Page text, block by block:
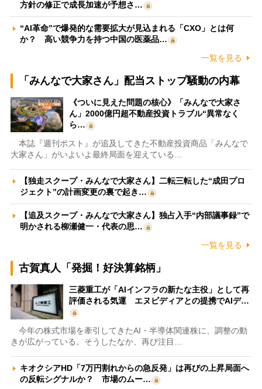
方針の修正で成長加速が予想さ…
“AI革命”で爆発的な需要拡大が見込まれる「CXO」とは何
か？ 高い競争力を持つ中国の医薬品…
一覧を見る
「みんなで大家さん」配当ストップ騒動の内幕
《ついに見えた問題の核心》「みんなで大家さ
ん」2000億円超不動産投資トラブル“異常なく
ら…
本誌『週刊ポスト』が追及してきた不動産投資商品「みんなで
大家さん」がいよいよ最終局面を迎えている…
【独走スクープ・みんなで大家さん】二転三転した“成田プロ
ジェクト”の計画変更の裏で起き…
【追及スクープ・みんなで大家さん】独占入手“内部議事録”で
明かされる柳瀬健一・代表の思…
一覧を見る
古賀真人「発掘！好決算銘柄」
三菱重工が「AIインフラの新たな主役」として再
評価される気運 エヌビディアとの提携でAIデ…
今年の株式市場を牽引してきたAI・半導体関連株に、調整の動
きが広がっている。そうしたなか、再び注目…
キオクシアHD「7万円割れからの急反発」は再びの上昇局面へ
の反転シグナルか？ 市場のムー…